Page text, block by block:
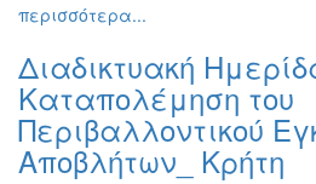
περισσότερα...
Διαδικτυακή
Καταπολέμηση του
Περιβαλλοντικού
Αποβλήτων_ Κρήτη